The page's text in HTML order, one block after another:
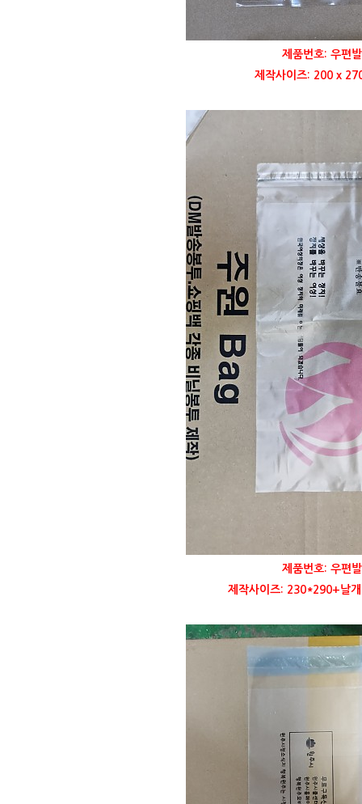
제품번호: 우편
제작사이즈: 200 x
제품번호: 우편
제작사이즈: 230*290+날